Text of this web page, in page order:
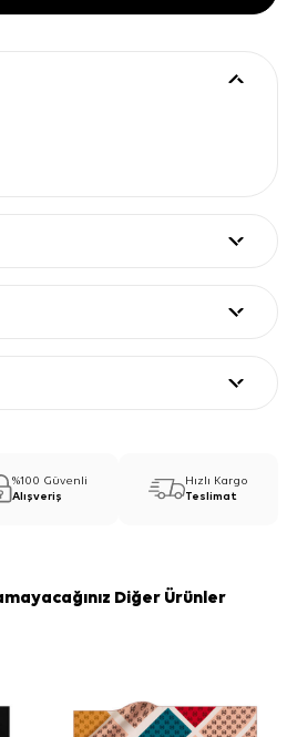
%100 Güvenli
Alışveriş
Hızlı Kargo
Teslimat
Diğer Ürünler